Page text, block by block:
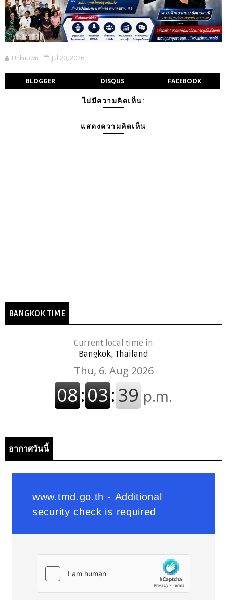
Unknown Jul 20, 2026
BLOGGER DISQUS FACEBOOK
ไม่มีความคิดเห็น:
แสดงความคิดเห็น
BANGKOK TIME
Current local time in
Bangkok, Thailand
อากาศวันนี้